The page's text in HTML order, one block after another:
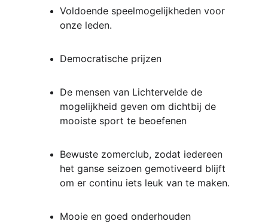
Voldoende speelmogelijkheden voor
onze leden.
Democratische prijzen
De mensen van Lichtervelde de
mogelijkheid geven om dichtbij de
mooiste sport te beoefenen
Bewuste zomerclub, zodat iedereen
het ganse seizoen gemotiveerd blijft
om er continu iets leuk van te maken.
Mooie en goed onderhouden